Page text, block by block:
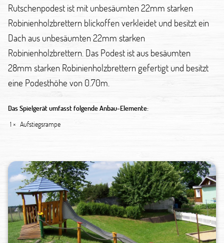
Rutschenpodest ist mit unbesäumten 22mm starken
Robinienholzbrettern blickoffen verkleidet und besitzt ein
Dach aus unbesäumten 22mm starken
Robinienholzbrettern. Das Podest ist aus besäumten
28mm starken Robinienholzbrettern gefertigt und besitzt
eine Podesthöhe von 0.70m.
Das Spielgerät umfasst folgende Anbau-Elemente:
1 × Aufstiegsrampe